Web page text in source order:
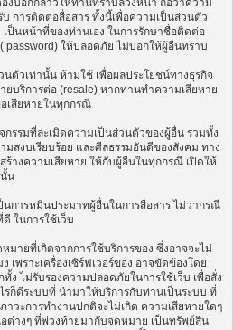
งบอกกล่าวให้ท่านทราบล่วงหน้า ถือว่าความ
การติดต่อสื่อสาร ทั้งนี้เพื่อความเป็นส่วนตัว
ป็นหน้าที่ของท่านเอง ในการรักษาชื่อติดต่อ
password) ให้ปลอดภัย ไม่บอกให้ผู้อื่นทราบ
นตัวเท่านั้น ห้ามใช้ เพื่อผลประโยชน์ทางธุรกิจ
บริการต่อ (resale) หากท่านทำความเสียหาย
เสียหายในทุกกรณี
กรรมที่ละเมิดความเป็นส่วนตัวของผู้อื่น รวมทั้ง
สงบเรียบร้อย และศีลธรรมอันดีของสังคม ทาง
างความเสียหาย ให้กับผู้อื่นในทุกกรณี เปิดให้
น
การหมิ่นประมาทผู้อื่นในการสื่อสาร ไม่ว่ากรณี
ในการใช้เว็บ
มายที่เกิดจากการใช้บริการของ ซึ่งอาจจะไม่
เพราะเครื่องเซิร์ฟเวอร์ของ อาจขัดข้องโดย
ง ไม่รับรองความปลอดภัยในการใช้เว็บ เพื่อสั่ง
รก็ดีระบบที่ นำมาให้บริการกับท่านเป็นระบบ ที่
วะการทำงานปกติจะไม่เกิด ความเสียหายใดๆ
ต่างๆ ที่พ่วงท้ายมากับจดหมาย เป็นทรัพย์สิน